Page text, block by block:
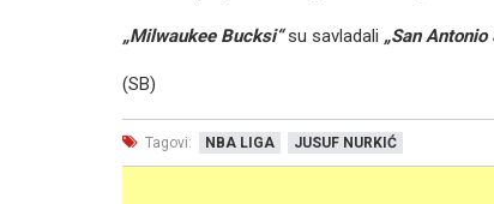
„Milwaukee Bucksi“su savladali „San Antonio
(SB)
Tagovi: NBA LIGA JUSUF NURKIĆ